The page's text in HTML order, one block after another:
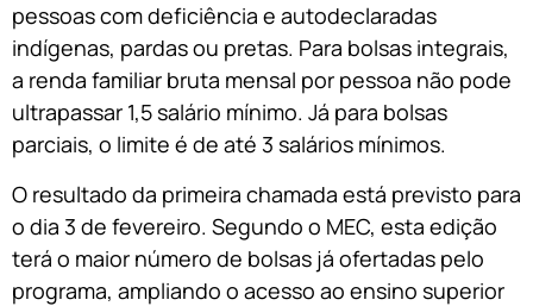
pessoas com deficiência e autodeclaradas
indígenas, pardas ou pretas. Para bolsas integrais,
a renda familiar bruta mensal por pessoa não pode
ultrapassar 1,5 salário mínimo. Já para bolsas
parciais, o limite é de até 3 salários mínimos.
O resultado da primeira chamada está previsto para
o dia 3 de fevereiro. Segundo o MEC, esta edição
terá o maior número de bolsas já ofertadas pelo
programa, ampliando o acesso ao ensino superior